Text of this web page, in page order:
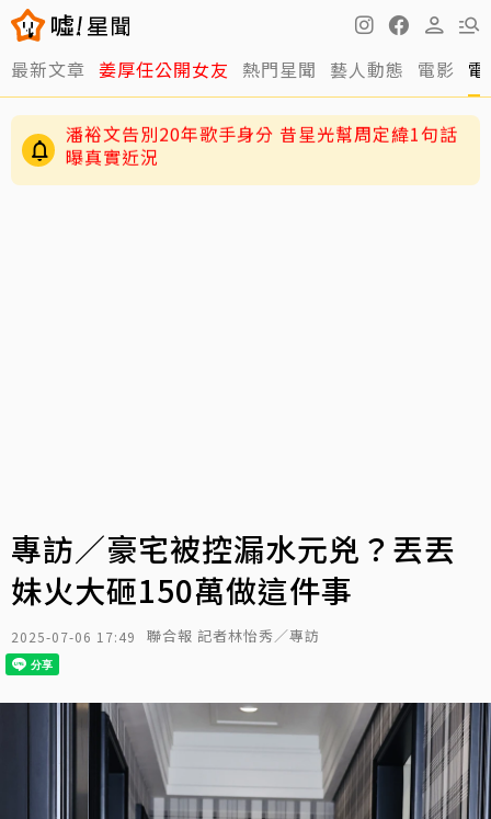
最新文章 姜厚任公開女友 熱門星聞 藝人動態 電影
王凱靈堂照曝光！陽光笑容成永恆 白髮母送黑
髮兒令人鼻酸
專訪／豪宅被控漏水元兇？丟丟
妹火大砸150萬做這件事
2025-07-06 17:49 聯合報 記者林怡秀／專訪